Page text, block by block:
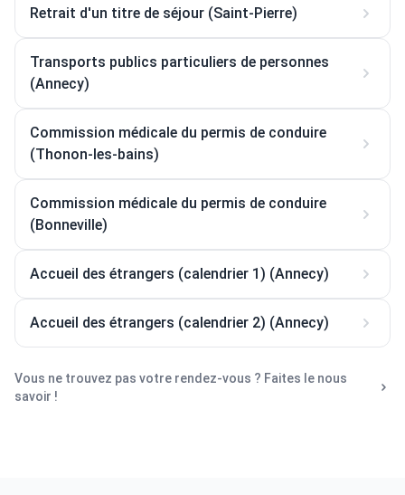
Retrait d'un titre de séjour (Saint-Pierre)
Transports publics particuliers de personnes
(Annecy)
Commission médicale du permis de conduire
(Thonon-les-bains)
Commission médicale du permis de conduire
(Bonneville)
Accueil des étrangers (calendrier 1) (Annecy)
Accueil des étrangers (calendrier 2) (Annecy)
Vous ne trouvez pas votre rendez-vous ? Faites le nous
savoir !